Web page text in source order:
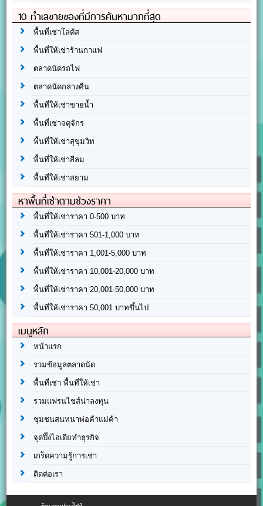
10 ทำเลขายของที่มีการค้นหามากที่สุด
พื้นที่เช่าโลตัส
พื้นที่ให้เช่าร้านกาแฟ
ตลาดนัดรถไฟ
ตลาดนัดกลางคืน
พื้นที่ให้เช่าขายน้ำ
พื้นที่เช่าจตุจักร
พื้นที่ให้เช่าสุขุมวิท
พื้นที่ให้เช่าสีลม
พื้นที่ให้เช่าสยาม
หาพื้นที่เช่าตามช่วงราคา
พื้นที่ให้เช่าราคา 0-500 บาท
พื้นที่ให้เช่าราคา 501-1,000 บาท
พื้นที่ให้เช่าราคา 1,001-5,000 บาท
พื้นที่ให้เช่าราคา 10,001-20,000 บาท
พื้นที่ให้เช่าราคา 20,001-50,000 บาท
พื้นที่ให้เช่าราคา 50,001 บาทขึ้นไป
เมนูหลัก
หน้าแรก
รวมข้อมูลตลาดนัด
พื้นที่เช่า พื้นที่ให้เช่า
รวมแฟรนไชส์น่าลงทุน
ชุมชนสนทนาพ่อค้าแม่ค้า
จุดปิ๊งไอเดียทำธุรกิจ
เกร็ดความรู้การเช่า
ติดต่อเรา